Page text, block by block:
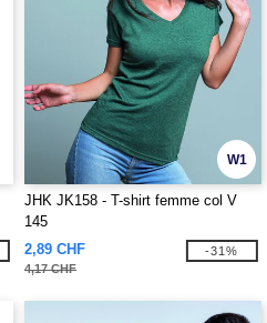
W1
JHK JK158 - T-shirt femme col V
145
2,89 CHF
4,17 CHF
-31%